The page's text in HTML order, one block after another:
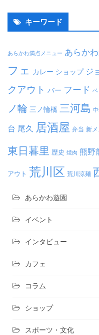
キーワード
あらかわ満点メニュー あらか
フェ カレー ショップ ジ
クアウト バー フード
ノ輪 三ノ輪橋 三河島
台 尾久 居酒屋 弁当 新
東日暮里 歴史 焼肉 熊野
アウト 荒川区 荒川涼麺
あらかわ遊園
イベント
インタビュー
カフェ
コラム
ショップ
スポーツ・文化